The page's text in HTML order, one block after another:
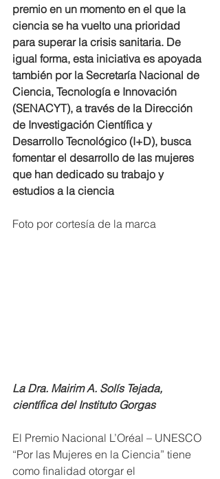
premio en un momento en el que la
ciencia se ha vuelto una prioridad
para superar la crisis sanitaria. De
igual forma, esta iniciativa es apoyada
también por la Secretaría Nacional de
Ciencia, Tecnología e Innovación
(SENACYT), a través de la Dirección
de Investigación Científica y
Desarrollo Tecnológico (I+D), busca
fomentar el desarrollo de las mujeres
que han dedicado su trabajo y
estudios a la ciencia
Foto por cortesía de la marca
La Dra. Mairim A. Solís Tejada,
científica del Instituto Gorgas
El Premio Nacional L’Oréal – UNESCO
“Por las Mujeres en la Ciencia” tiene
como finalidad otorgar el